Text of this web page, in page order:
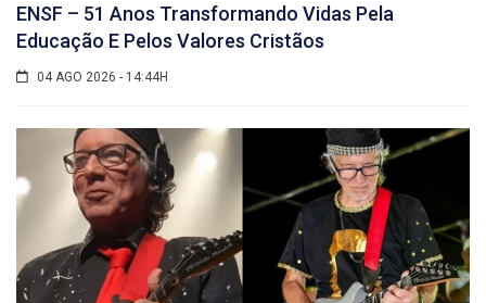
ENSF – 51 Anos Transformando Vidas Pela
Educação E Pelos Valores Cristãos
04 AGO 2026 - 14:44H